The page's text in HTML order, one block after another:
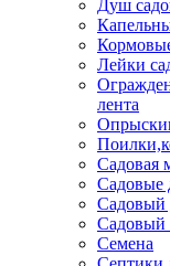
Душ
Лейки
лента
Садовая
Садовые
Садовый
Садовый
Семена